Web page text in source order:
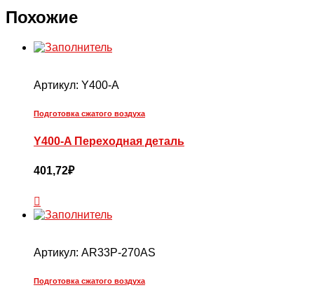
Похожие
Артикул: Y400-A
Подготовка сжатого воздуха
Y400-A Переходная деталь
401,72₽
Артикул: AR33P-270AS
Подготовка сжатого воздуха